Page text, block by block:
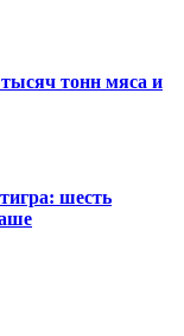
тысяч тонн мяса и
шесть